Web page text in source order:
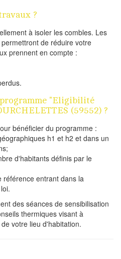
?
à isoler les combles. Les
de réduire votre
prennent en compte :
"Eligibilité
(59552) ?
bénéficier du programme :
h1 et h2 et dans un
d'habitants définis par le
référence entrant dans la
des séances de sensibilisation
thermiques visant à
votre lieu d'habitation.